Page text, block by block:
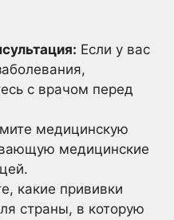
Если у вас
с врачом перед
медицинскую
медицинские
какие прививки
страны, в которую